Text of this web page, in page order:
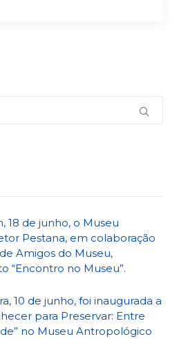
18 de junho, o Museu
Pestana, em colaboração
Amigos do Museu,
“Encontro no Museu”.
10 de junho, foi inaugurada a
para Preservar: Entre
no Museu Antropológico